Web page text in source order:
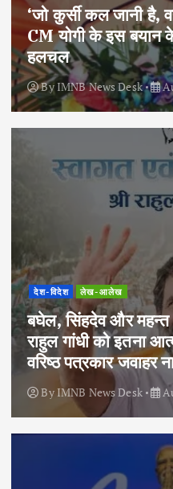
‘जो कुर्सी कल जानी है,
CM योगी के इस बयान
हलचल
ByIMNB News Desk
देश-विदेश लेख-आलेख
बघेल, सिंहदेव और महन्त
राहुल गांधी को इतना
वरिष्ठ पत्रकार
By IMNB News Desk